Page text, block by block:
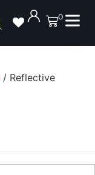
0
/ Reflective